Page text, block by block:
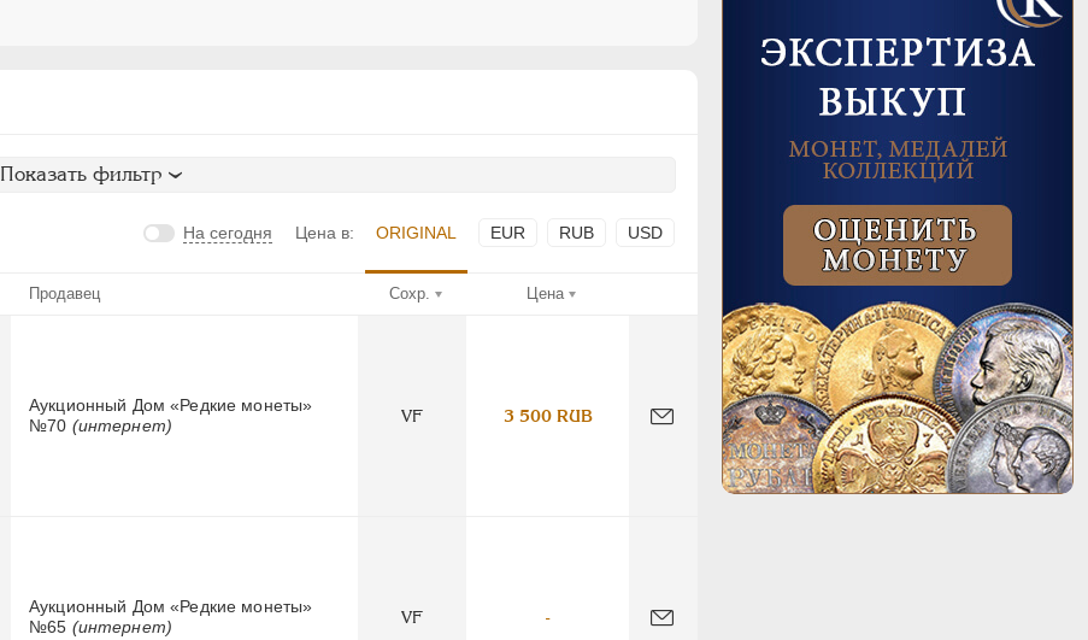
Показать фильтр
На сегодня Цена в: ORIGINAL EUR RUB USD
Продавец Сохр. Цена
Аукционный Дом «Редкие монеты»
№70 (интернет)
VF 3 500 RUB
Аукционный Дом «Редкие монеты»
№65 (интернет)
VF -